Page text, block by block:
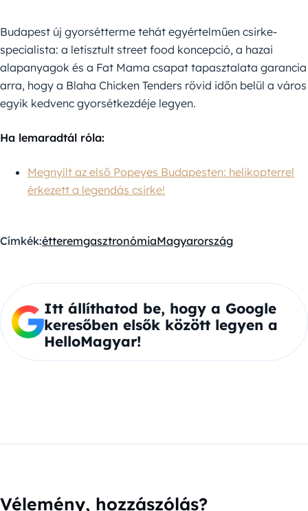
Budapest új gyorsétterme tehát egyértelműen csirke-
specialista: a letisztult street food koncepció, a hazai
alapanyagok és a Fat Mama csapat tapasztalata garancia
arra, hogy a Blaha Chicken Tenders rövid időn belül a város
egyik kedvenc gyorsétkezdéje legyen.
Ha lemaradtál róla:
Megnyílt az első Popeyes Budapesten: helikopterrel
érkezett a legendás csirke!
Címkék:étteremgasztronómiaMagyarország
Itt állíthatod be, hogy a Google
keresőben elsők között legyen a
HelloMagyar!
Vélemény, hozzászólás?